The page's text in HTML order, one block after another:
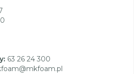
63 26 24 300